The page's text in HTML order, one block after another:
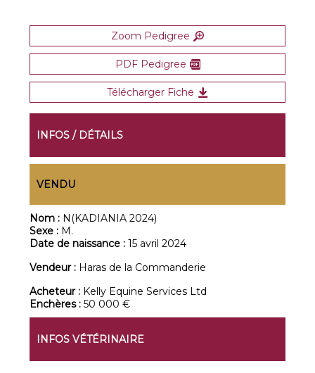
Zoom Pedigree
PDF Pedigree
Télécharger Fiche
INFOS / DÉTAILS
VENDU
Nom : N(KADIANIA 2024)
Sexe : M.
Date de naissance :15 avril 2024
Vendeur : Haras de la Commanderie
Acheteur : Kelly Equine Services Ltd
Enchères :50 000 €
INFOS VÉTÉRINAIRE